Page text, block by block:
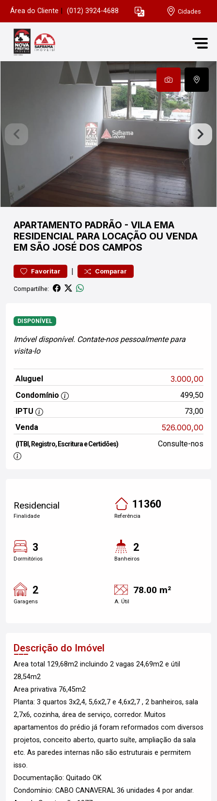
Área do Cliente (012) 3924-4688 Cidades
APARTAMENTO PADRÃO - VILA EMA
RESIDENCIAL PARA LOCAÇÃO OU VENDA
EM SÃO JOSÉ DOS CAMPOS
Favoritar | Comparar
Compartilhe:
DISPONÍVEL
Imóvel disponível. Contate-nos pessoalmente para
visita-lo
Aluguel 3.000,00
Condomínio
499,50
IPTU
73,00
Venda
526.000,00
(ITBI, Registro, Escritura e Certidões) Consulte-nos
Residencial
Finalidade
11360
Referência
3
Dormitórios
2
Banheiros
2
Garagens
78.00 m²
A. Útil
Descrição do Imóvel
Area total 129,68m2 incluindo 2 vagas 24,69m2 e útil
28,54m2
Area privativa 76,45m2
Planta: 3 quartos 3x2,4, 5,6x2,7 e 4,6x2,7 , 2 banheiros, sala
2,7x6, cozinha, área de serviço, corredor. Muitos
apartamentos do prédio já foram reformados com diversos
projetos, conceito aberto, quarto suíte, ampliação da sala
etc. As paredes internas não são estruturais e permitem
isso.
Documentação: Quitado OK
Condomínio: CABO CANAVERAL 36 unidades 4 por andar.